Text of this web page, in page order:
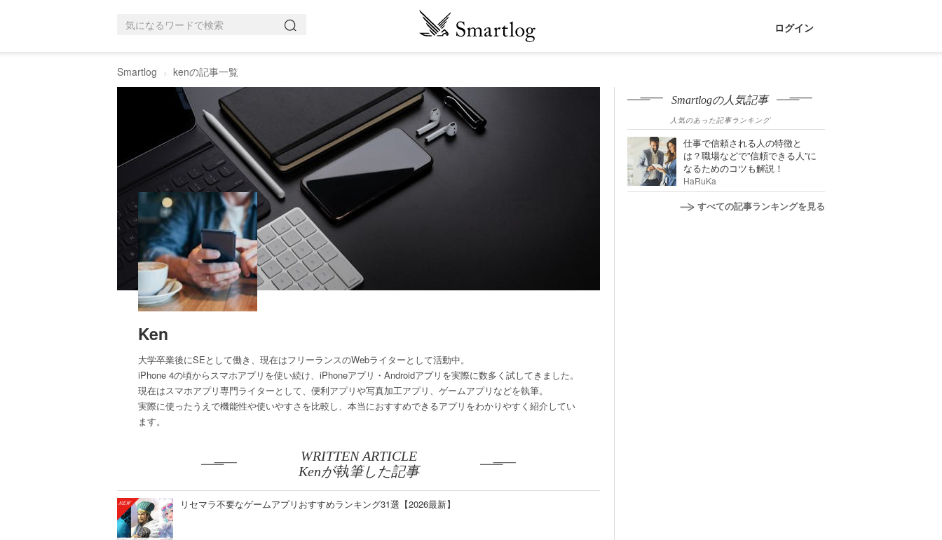
ログイン
Smartlog kenの記事一覧
Ken
大学卒業後にSEとして働き、現在はフリーランスのWebライターとして活動中。
iPhone 4の頃からスマホアプリを使い続け、iPhoneアプリ・Androidアプリを実際に数多く試してきました。
現在はスマホアプリ専門ライターとして、便利アプリや写真加工アプリ、ゲームアプリなどを執筆。
実際に使ったうえで機能性や使いやすさを比較し、本当におすすめできるアプリをわかりやすく紹介してい
ます。
WRITTEN ARTICLE
Kenが執筆した記事
リセマラ不要なゲームアプリおすすめランキング31選【2026最新】
Smartlogの人気記事
人気のあった記事ランキング
仕事で信頼される人の特徴と
は？職場などで”信頼できる人”に
なるためのコツも解説！
HaRuKa
すべての記事ランキングを見る